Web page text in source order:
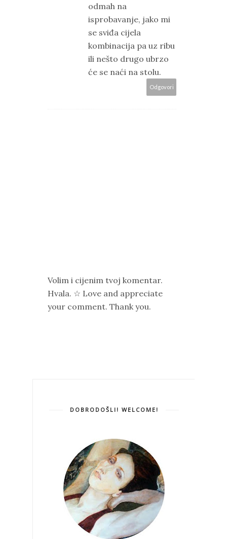
odmah na
isprobavanje, jako mi
se sviđa cijela
kombinacija pa uz ribu
ili nešto drugo ubrzo
će se naći na stolu.
Odgovori
Volim i cijenim tvoj komentar.
Hvala. ☆ Love and appreciate
your comment. Thank you.
DOBRODOŠLI! WELCOME!